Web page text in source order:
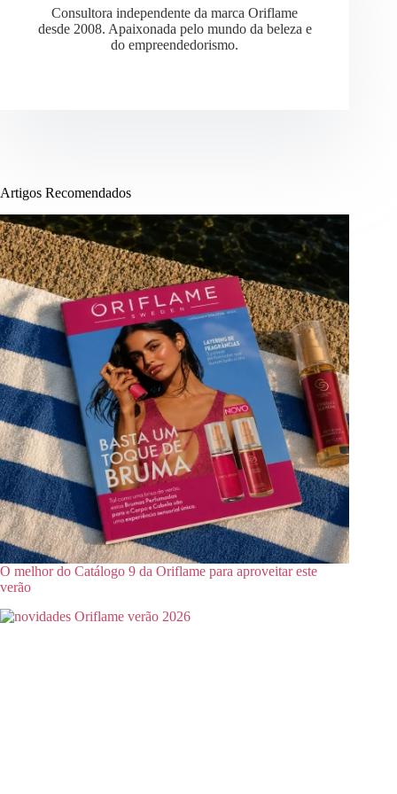
Consultora independente da marca Oriflame
desde 2008. Apaixonada pelo mundo da beleza e
do empreendedorismo.
Artigos Recomendados
O melhor do Catálogo 9 da Oriflame para aproveitar este
verão